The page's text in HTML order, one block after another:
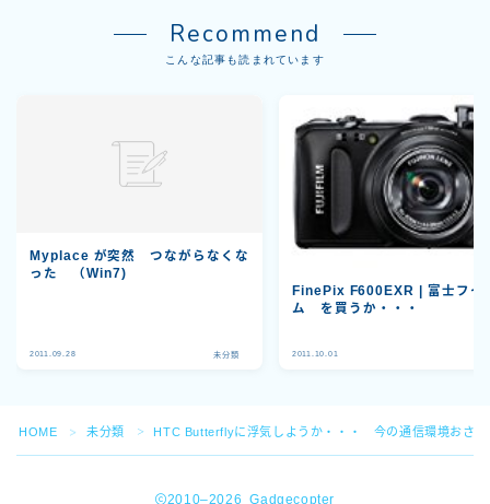
Follow Me
Recommend
こんな記事も読まれています
Myplace が突然 つながらなくな
った （Win7)
2011.09.28 未分類
FinePix F600EXR | 富士フイ
ム を買うか・・・
2011.10.01
HOME ＞ 未分類 ＞ HTC Butterflyに浮気しようか・・・ 今の通信環境おさら
2010–2026 Gadgecopter